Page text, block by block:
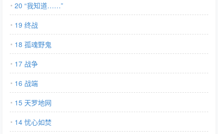
20 “我知道……”
19 终战
18 孤魂野鬼
17 战争
16 战端
15 天罗地网
14 忧心如焚